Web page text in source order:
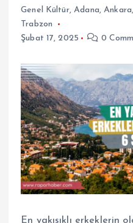
Genel Kültür,Adana,Ankara
Trabzon
Şubat 17, 2025
0
En yakışıklı erkeklerin